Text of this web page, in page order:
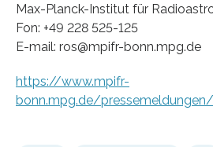
Max-Planck-Institut für
Fon: +49 228 525-125
E-mail: ros@mpifr-bonn.mpg.de
https://www.mpifr-
bonn.mpg.de/